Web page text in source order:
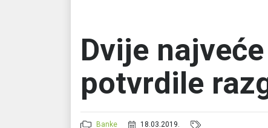
Dvije
potvrdile
Banke 18.03.2019.